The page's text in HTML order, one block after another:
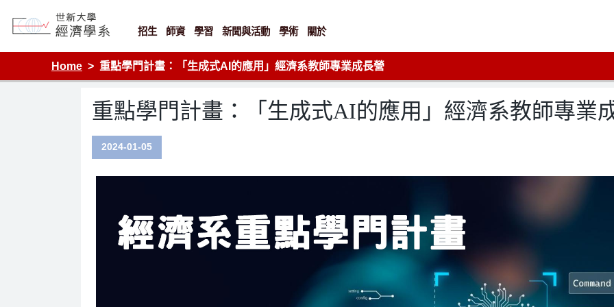
content
Department of Economics, Shih Hsin University
招生 師資 學習 新聞與活動 學術 關於
Home 重點學門計畫：「生成式AI的應用」經濟系教師專業成長營
重點學門計畫：「生成式AI的應用」經濟系教師專業
2024-01-05